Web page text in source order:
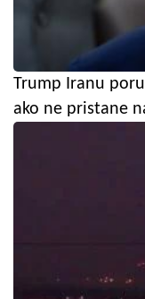
Trump Iranu
ako ne pristane